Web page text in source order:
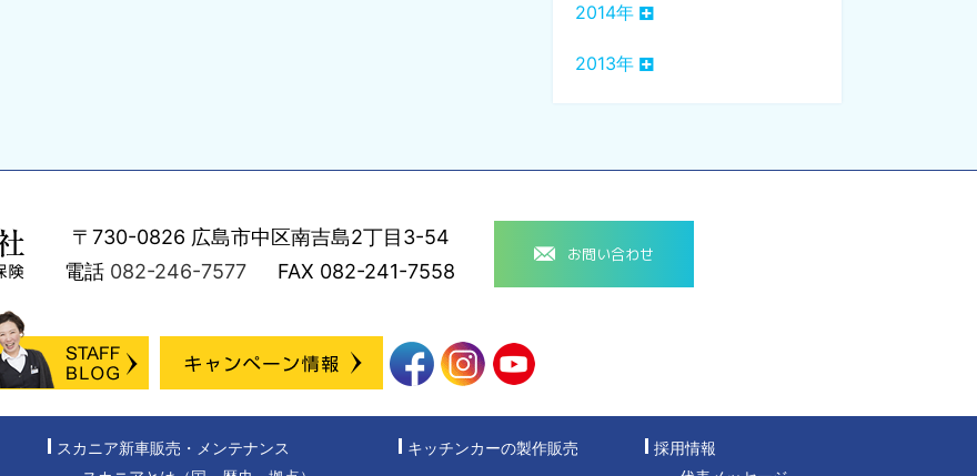
2014年
2013年
〒730-0826 広島市中区南吉島2丁目3-54
電話 082-246-7577 FAX 082-241-7558
お問い合わせ
スカニア新車販売・メンテナンス
キッチンカーの製作販売
採用情報